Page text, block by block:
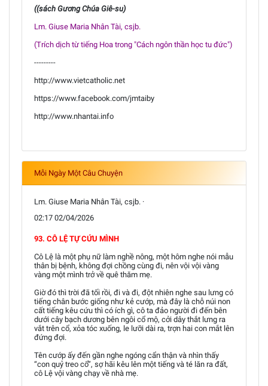
((sách Gương Chúa Giê-su)
Lm. Giuse Maria Nhân Tài, csjb.
(Trích dịch từ tiếng Hoa trong "Cách ngôn thần học tu đức")
---------
http://www.vietcatholic.net
https://www.facebook.com/jmtaiby
http://www.nhantai.info
Mỗi Ngày Một Câu Chuyện
Lm. Giuse Maria Nhân Tài, csjb. ·
02:17 02/04/2026
93. CÔ LỆ TỰ CỨU MÌNH
Cô Lệ là một phụ nữ làm nghề nông, một hôm nghe nói mẫu
thân bị bệnh, không đợi chồng cùng đi, nên vội vội vàng
vàng một mình trở về quê thăm mẹ.
Giờ đó thì trời đã tối rồi, đi và đi, đột nhiên nghe sau lưng có
tiếng chân bước giống như kẻ cướp, mà đây là chỗ núi non
cất tiếng kêu cứu thì có ích gì, cô ta đảo người đi đến bên
dưới cây bạch dương bên ngôi cổ mộ, cởi dây thắt lưng ra
vắt trên cổ, xỏa tóc xuống, le lưỡi dài ra, trợn hai con mắt lên
đứng đợi.
Tên cướp ấy đến gần nghe ngóng cẩn thận và nhìn thấy
“con quỷ treo cổ”, sợ hãi kêu lên một tiếng và té lăn ra đất,
cô Lệ vội vàng chạy về nhà mẹ.